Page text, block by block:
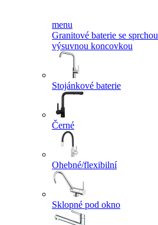
menu
Granitové baterie se sprchou
výsuvnou koncovkou
Stojánkové baterie
Černé
Ohebné/flexibilní
Sklopné pod okno